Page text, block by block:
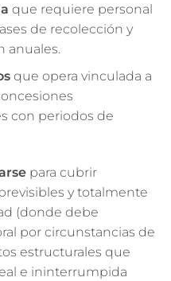
que requiere personal
de recolección y
anuales.
que opera vinculada a
con periodos de
para cubrir
y totalmente
(donde debe
por circunstancias de
estructurales que
e ininterrumpida